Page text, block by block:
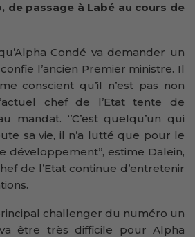
de passage à Labé au cours de
Condé va demander un
confie l’ancien Premier ministre. Il
conscient qu’il n’est pas non
chef de l’Etat tente de
mandat. ‘’C’est quelqu’un qui
sa vie, il n’a lutté que pour le
développement’’, estime Dalein,
de l’Etat continue d’entretenir
challenger du numéro un
va être très difficile pour Alpha